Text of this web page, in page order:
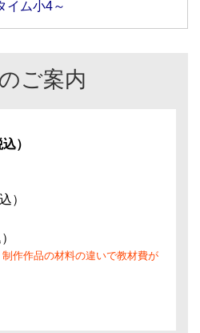
イム小4～
ご案内
込）
）
作作品の材料の違いで教材費が